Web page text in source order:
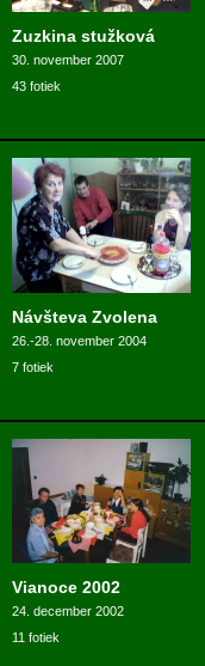
Zuzkina stužková
30. november 2007
43 fotiek
Návšteva Zvolena
26.-28. november 2004
7 fotiek
Vianoce 2002
24. december 2002
11 fotiek